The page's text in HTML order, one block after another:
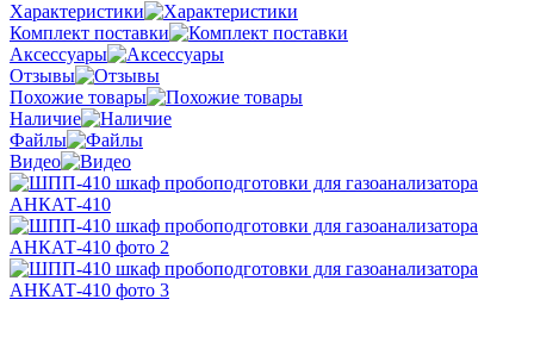
Характеристики
Комплект поставки
Аксессуары
Отзывы
Похожие товары
Наличие
Файлы
Видео